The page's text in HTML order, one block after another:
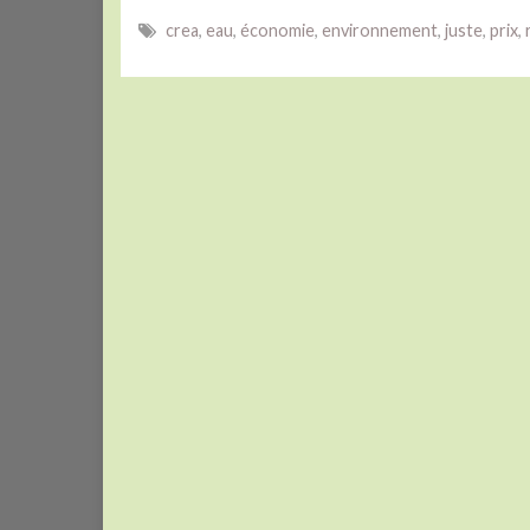
b
o
itt
er
ke
dI
n
crea, eau, économie, environnement, juste, prix,